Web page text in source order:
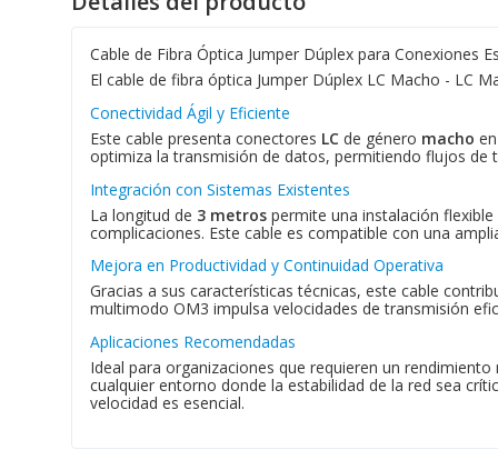
Cable de Fibra Óptica Jumper Dúplex para Conexiones
El cable de fibra óptica Jumper Dúplex LC Macho - LC
Conectividad Ágil y Eficiente
Este cable presenta conectores LCde género macho
optimiza la transmisión de datos, permitiendo flujos de
Integración con Sistemas Existentes
La longitud de 3 metrospermite una instalación
complicaciones. Este cable es compatible con una
Mejora en Productividad y Continuidad Operativa
Gracias a sus características técnicas, este cable
multimodo OM3 impulsa velocidades de transmisión
Aplicaciones Recomendadas
Ideal para organizaciones que requieren un
cualquier entorno donde la estabilidad de la red sea
velocidad es esencial.